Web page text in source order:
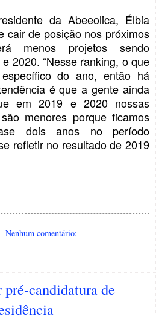
da Abeeolica, Élbia
cair de posição nos próximos
menos projetos sendo
2020. “Nesse ranking, o que
do ano, então há
é que a gente ainda
em 2019 e 2020 nossas
menores porque ficamos
dois anos no período
refletir no resultado de 2019
Nenhum comentário:
candidatura de